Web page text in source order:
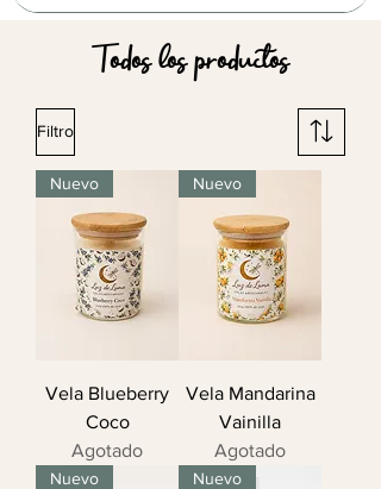
Todos los productos
Filtro
Nuevo
Vela Blueberry
Coco
Agotado
Nuevo
Vela Mandarina
Vainilla
Agotado
Nuevo Nuevo